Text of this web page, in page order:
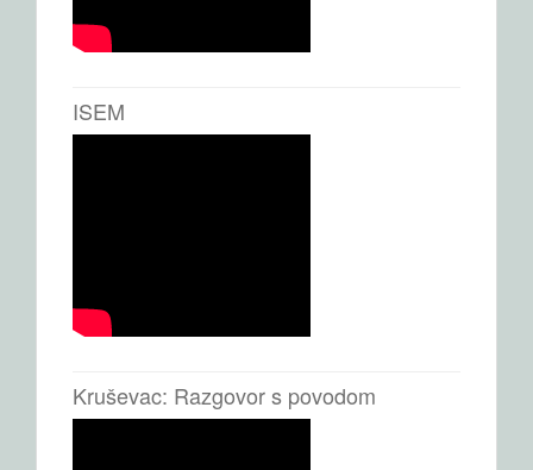
ISEM
Kruševac: Razgovor s povodom